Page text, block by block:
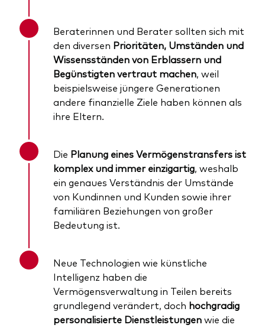
Beraterinnen und Berater sollten sich mit
den diversen Prioritäten, Umständen und
Wissensständen von Erblassern und
Begünstigten vertraut machen, weil
beispielsweise jüngere Generationen
andere finanzielle Ziele haben können als
ihre Eltern.
Die Planung eines Vermögenstransfers ist
komplex und immer einzigartig, weshalb
ein genaues Verständnis der Umstände
von Kundinnen und Kunden sowie ihrer
familiären Beziehungen von großer
Bedeutung ist.
Neue Technologien wie künstliche
Intelligenz haben die
Vermögensverwaltung in Teilen bereits
grundlegend verändert, doch hochgradig
personalisierte Dienstleistungenwie die